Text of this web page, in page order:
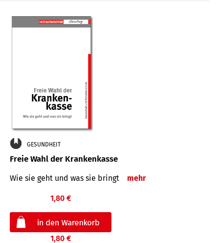
GESUNDHEIT
Freie Wahl der Krankenkasse
Wie sie geht und was sie bringt mehr
1,80 €
1,80 €